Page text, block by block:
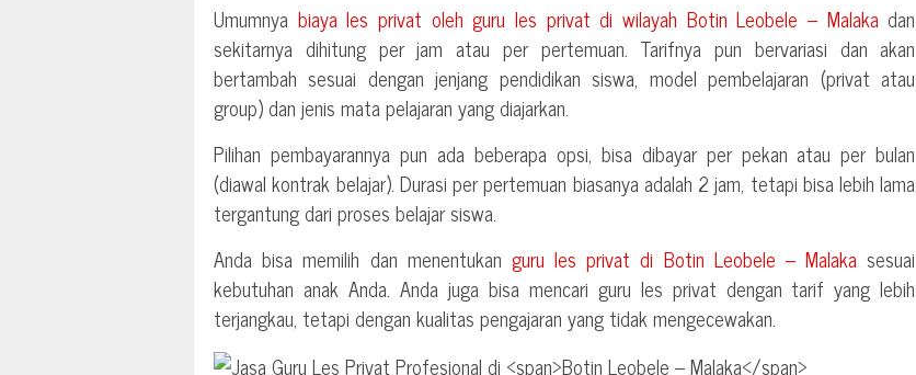
Umumnya biaya les privat oleh guru les privat di wilayah Botin Leobele – Malakadan
sekitarnya dihitung per jam atau per pertemuan. Tarifnya pun bervariasi dan akan
bertambah sesuai dengan jenjang pendidikan siswa, model pembelajaran (privat atau
group) dan jenis mata pelajaran yang diajarkan.
Pilihan pembayarannya pun ada beberapa opsi, bisa dibayar per pekan atau per bulan
(diawal kontrak belajar). Durasi per pertemuan biasanya adalah 2 jam, tetapi bisa lebih lama
tergantung dari proses belajar siswa.
Anda bisa memilih dan menentukan guru les privat di Botin Leobele – Malaka sesuai
kebutuhan anak Anda. Anda juga bisa mencari guru les privat dengan tarif yang lebih
terjangkau, tetapi dengan kualitas pengajaran yang tidak mengecewakan.